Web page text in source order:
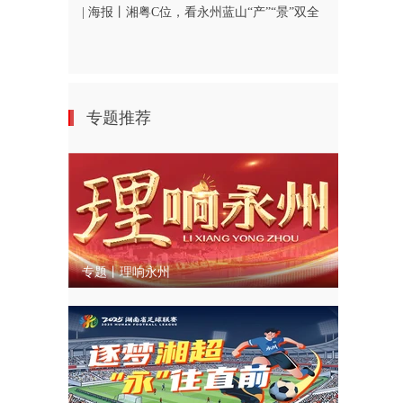
| 海报丨湘粤C位，看永州蓝山“产”“景”双全
专题推荐
专题丨理响永州